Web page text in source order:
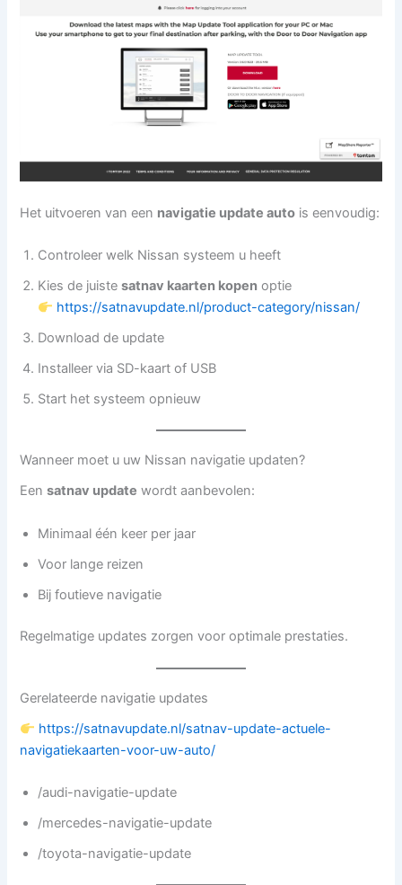
Het uitvoeren van een navigatie update auto is eenvoudig:
Controleer welk Nissan systeem u heeft
Kies de juistesatnav kaarten kopen optie
https://satnavupdate.nl/product-category/nissan/
Download de update
Installeer via SD-kaart of USB
Start het systeem opnieuw
Wanneer moet u uw Nissan navigatie updaten?
Eensatnav update wordt aanbevolen:
Minimaal één keer per jaar
Voor lange reizen
Bij foutieve navigatie
Regelmatige updates zorgen voor optimale prestaties.
Gerelateerde navigatie updates
https://satnavupdate.nl/satnav-update-actuele-
navigatiekaarten-voor-uw-auto/
/audi-navigatie-update
/mercedes-navigatie-update
/toyota-navigatie-update